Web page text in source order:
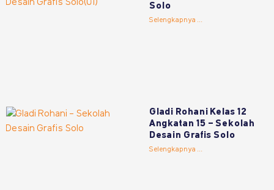
Solo
Selengkapnya ...
Gladi Rohani Kelas 12
Angkatan 15 – Sekolah
Desain Grafis Solo
Selengkapnya ...